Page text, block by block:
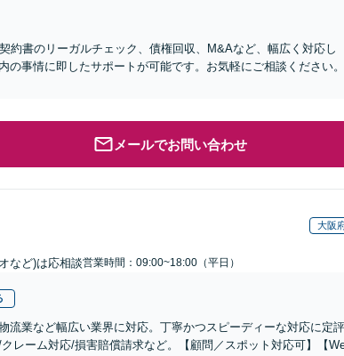
約書のリーガルチェック、債権回収、M&Aなど、幅広く対応し
事情に即したサポートが可能です。お気軽にご相談ください。
メールでお問い合わせ
大阪
など)は応相談営業時間：09:00~18:00（平日）
流業など幅広い業界に対応。丁寧かつスピーディーな対応に定評
レーム対応/損害賠償請求など。【顧問／スポット対応可】【